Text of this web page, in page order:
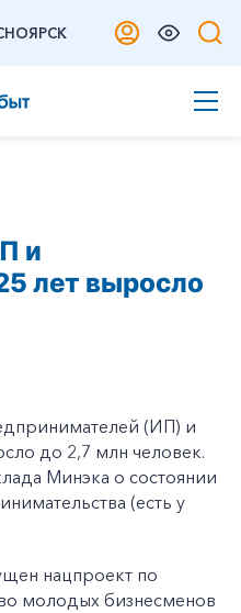
и
лет выросло
(ИП) и
до 2,7 млн человек.
Минэка о состоянии
(есть у
нацпроект по
молодых бизнесменов